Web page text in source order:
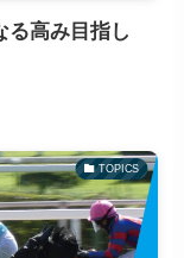
る高み目指し
TOPICS